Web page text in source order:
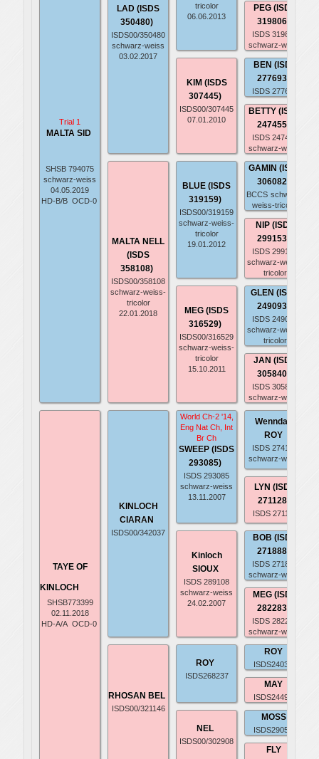
Trial 1
MALTA SID
SHSB 794075
schwarz-weiss
04.05.2019
HD-B/B OCD-0
LAD (ISDS
350480)
ISDS00/350480
schwarz-weiss
03.02.2017
tricolor
06.06.2013
PEG (ISDS
319806)
ISDS 319806
schwarz-weiss
KIM (ISDS
307445)
ISDS00/307445
07.01.2010
BEN (ISDS
277693)
ISDS 277693
BETTY (ISDS
247455)
ISDS 247455
schwarz-weiss
MALTA NELL
(ISDS
358108)
ISDS00/358108
schwarz-weiss-
tricolor
22.01.2018
BLUE (ISDS
319159)
ISDS00/319159
schwarz-weiss-
tricolor
19.01.2012
GAMIN (ISDS
306082)
BCCS schwarz-
weiss-tricolor
NIP (ISDS
299153)
ISDS 299153
schwarz-weiss-
tricolor
MEG (ISDS
316529)
ISDS00/316529
schwarz-weiss-
tricolor
15.10.2011
GLEN (ISDS
249093)
ISDS 249093
schwarz-weiss-
tricolor
JAN (ISDS
305840)
ISDS 305840
schwarz-weiss
TAYE OF
KINLOCH
SHSB773399
02.11.2018
HD-A/A OCD-0
KINLOCH
CIARAN
ISDS00/342037
World Ch-2 '14,
Eng Nat Ch, Int
Br Ch
SWEEP (ISDS
293085)
ISDS 293085
schwarz-weiss
13.11.2007
Wenndale
ROY
ISDS 274138
schwarz-weiss
LYN (ISDS
271128)
ISDS 271128
Kinloch
SIOUX
ISDS 289108
schwarz-weiss
24.02.2007
BOB (ISDS
271888)
ISDS 271888
schwarz-weiss
MEG (ISDS
282283)
ISDS 282283
schwarz-weiss
RHOSAN BEL
ISDS00/321146
ROY
ISDS268237
ROY
ISDS240351
MAY
ISDS244966
NEL
ISDS00/302908
MOSS
ISDS290501
FLY